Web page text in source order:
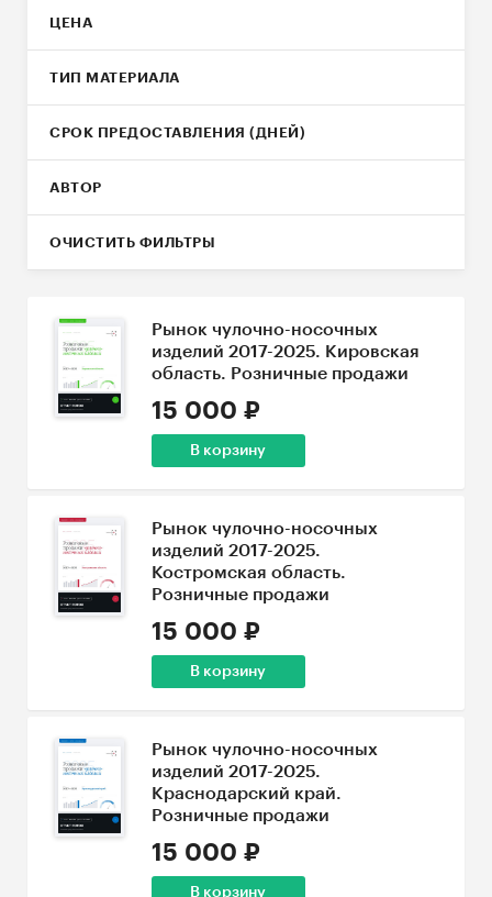
ЦЕНА
ТИП МАТЕРИАЛА
СРОК ПРЕДОСТАВЛЕНИЯ (ДНЕЙ)
АВТОР
ОЧИСТИТЬ ФИЛЬТРЫ
Рынок чулочно-носочных
изделий 2017-2025. Кировская
область. Розничные продажи
15 000 ₽
В корзину
Рынок чулочно-носочных
изделий 2017-2025.
Костромская область.
Розничные продажи
15 000 ₽
В корзину
Рынок чулочно-носочных
изделий 2017-2025.
Краснодарский край.
Розничные продажи
15 000 ₽
В корзину